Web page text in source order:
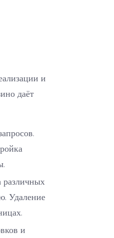
и
даёт
различных
Удаление
и